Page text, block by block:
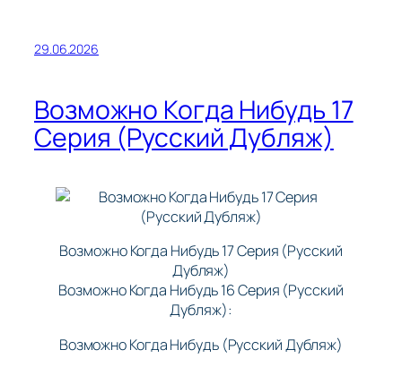
29.06.2026
Возможно Когда Нибудь 17
Серия (Русский Дубляж)
Возможно Когда Нибудь 17 Серия (Русский
Дубляж)
Возможно Когда Нибудь 16 Серия (Русский
Дубляж):
Возможно Когда Нибудь (Русский Дубляж)